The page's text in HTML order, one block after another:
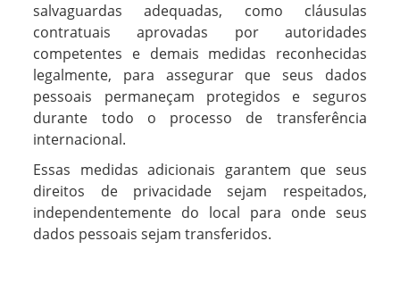
salvaguardas adequadas, como cláusulas
contratuais aprovadas por autoridades
competentes e demais medidas reconhecidas
legalmente, para assegurar que seus dados
pessoais permaneçam protegidos e seguros
durante todo o processo de transferência
internacional.
Essas medidas adicionais garantem que seus
direitos de privacidade sejam respeitados,
independentemente do local para onde seus
dados pessoais sejam transferidos.